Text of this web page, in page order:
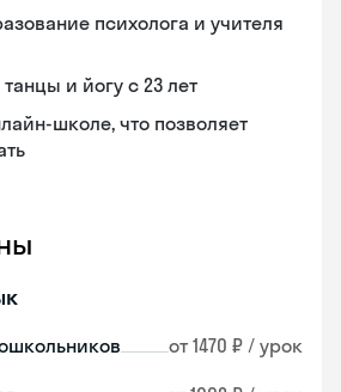
психолога и учителя
и йогу с 23 лет
школе, что позволяет
от 1470 ₽ / урок